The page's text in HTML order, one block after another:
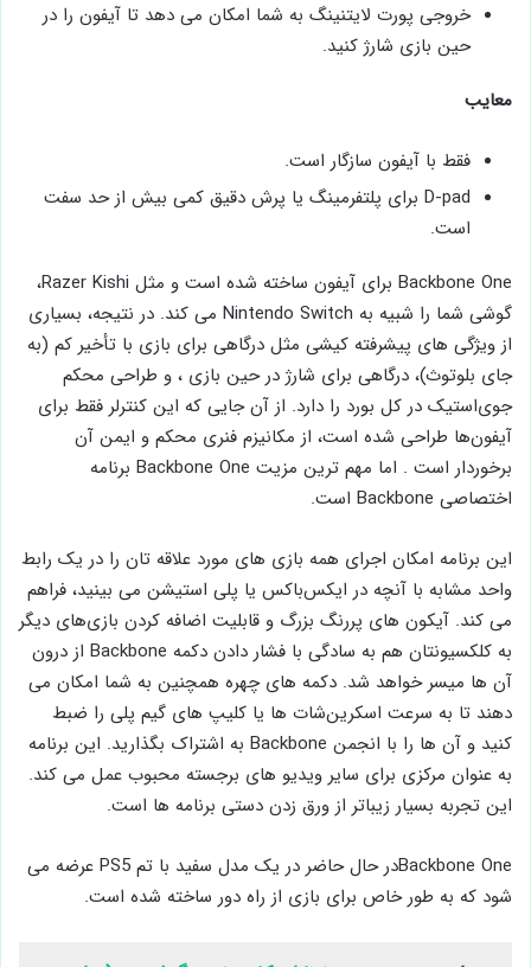
خروجی پورت لایتنینگ به شما امکان می ‌دهد تا آیفون را در
حین بازی شارژ کنید.
معایب
فقط با آیفون سازگار است.
D-pad برای پلتفرمینگ یا پرش دقیق کمی بیش از حد سفت
است.
Backbone One برای آیفون ساخته شده است و مثل Razer Kishi،
گوشی شما را شبیه به Nintendo Switch می‌ کند. در نتیجه، بسیاری
از ویژگی‌ های پیشرفته کیشی مثل درگاهی برای بازی با تأخیر کم (به
جای بلوتوث)، درگاهی برای شارژ در حین بازی ، و طراحی محکم
جوی‌استیک در کل بورد را دارد. از آن جایی که این کنترلر فقط برای
آیفون‌ها طراحی شده است، از مکانیزم فنری محکم و ایمن آن
برخوردار است . اما مهم ترین مزیت Backbone One برنامه
اختصاصی Backbone است.
این برنامه امکان اجرای همه بازی‌ های مورد علاقه‌ تان را در یک رابط
واحد مشابه با آنچه در ایکس‌باکس یا پلی ‌استیشن می ‌بینید، فراهم
می ‌کند. آیکون ‌های پررنگ بزرگ و قابلیت اضافه کردن بازی‌های دیگر
به کلکسیونتان هم به سادگی با فشار دادن دکمه Backbone از درون
آن ‌ها میسر خواهد شد. دکمه ‌های چهره همچنین به شما امکان می
‌دهند تا به سرعت اسکرین‌شات ‌ها یا کلیپ‌ های گیم ‌پلی را ضبط
کنید و آن‌ ها را با انجمن Backbone به اشتراک بگذارید. این برنامه
به ‌عنوان مرکزی برای سایر ویدیو های برجسته محبوب عمل می‌ کند.
این تجربه بسیار زیباتر از ورق زدن دستی برنامه‌ ها است.
Backbone Oneدر حال حاضر در یک مدل سفید با تم PS5 عرضه می
‌شود که به طور خاص برای بازی از راه دور ساخته شده است.